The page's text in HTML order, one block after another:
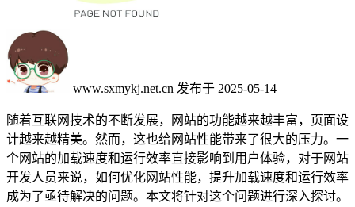
www.sxmykj.net.cn 发布于 2025-05-14
随着互联网技术的不断发展，网站的功能越来越丰富，页面设
计越来越精美。然而，这也给网站性能带来了很大的压力。一
个网站的加载速度和运行效率直接影响到用户体验，对于网站
开发人员来说，如何优化网站性能，提升加载速度和运行效率
成为了亟待解决的问题。本文将针对这个问题进行深入探讨。